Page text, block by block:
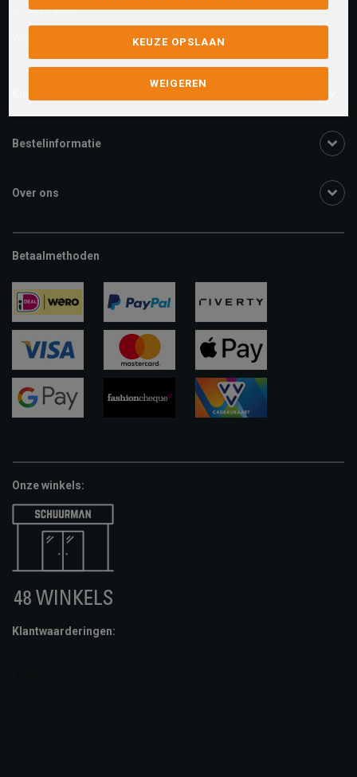
Live chat
We zijn beschikbaar voor al je vragen Klik hier
Bestelinformatie
Over ons
Betaalmethoden
ideal paypal riverty
visa
apple-
pay
Onze winkels:
Klantwaarderingen:
KEUZE OPSLAAN
WEIGEREN